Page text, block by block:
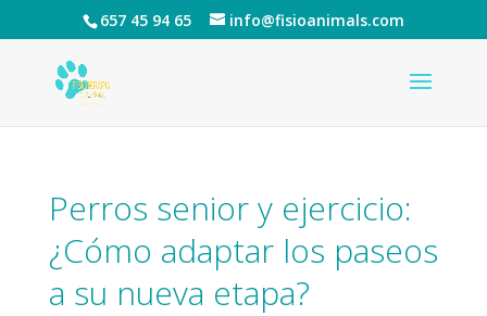
657 45 94 65 info@fisioanimals.com
Perros senior y ejercicio:
¿Cómo adaptar los paseos
a su nueva etapa?